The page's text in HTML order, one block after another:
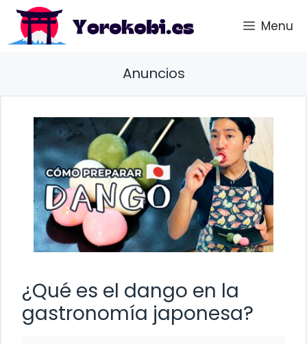
Saltar
contenido
Menu
Anuncios
¿Qué es el dango en la
gastronomía japonesa?